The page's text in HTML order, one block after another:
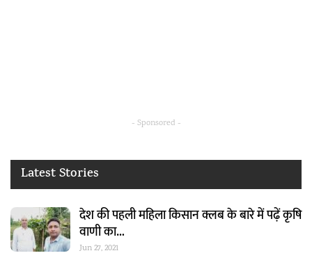
- Sponsored -
Latest Stories
देश की पहली महिला किसान क्लब के बारे में पढ़ें कृषि
वाणी का…
Jun 27, 2021